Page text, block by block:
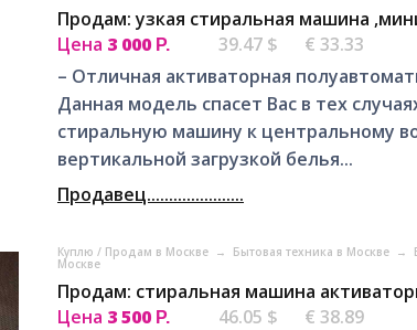
Продам: узкая стиральная машина
Цена 3 000 Р. 39.47 $
€ 33.33
– Отличная активаторная
Данная модель спасет Вас в тех
стиральную машину к центральному
вертикальной загрузкой белья...
Продавец......................
Куплю / Продам в Москве → Бытовая техника в Москве →
Москве
Продам: стиральная машина
Цена 3 500 Р. 46.05 $
€ 38.89